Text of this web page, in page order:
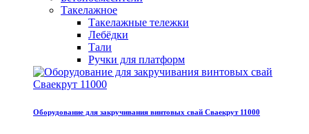
Такелажное
Такелажные тележки
Лебёдки
Тали
Ручки для платформ
Оборудование для закручивания винтовых свай Сваекрут 11000